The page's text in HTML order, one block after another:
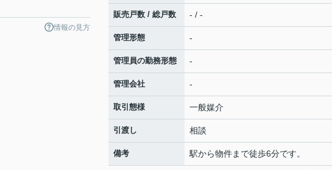
情報の見方
販売戸数 / 総戸数 - / -
管理形態 -
管理員の勤務形態 -
管理会社 -
取引態様 一般媒介
引渡し 相談
備考 駅から物件まで徒歩6分です。